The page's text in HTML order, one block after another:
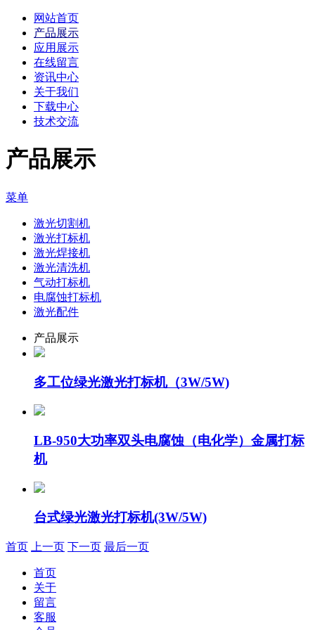
网站首页
产品展示
应用展示
在线留言
资讯中心
关于我们
下载中心
技术交流
产品展示
菜单
激光切割机
激光打标机
激光焊接机
激光清洗机
气动打标机
电腐蚀打标机
激光配件
产品展示
多工位绿光激光打标机（3W/5W)
LB-950大功率双头电腐蚀（电化学）金属打标
机
台式绿光激光打标机(3W/5W)
首页 上一页 下一页 最后一页
首页
关于
留言
客服